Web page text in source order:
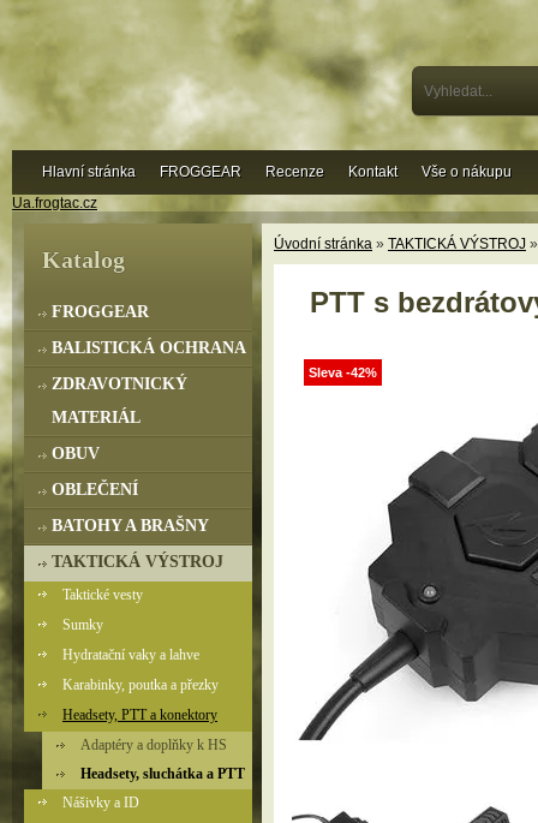
Ua.frogtac.cz
Úvodní stránka » TAKTICKÁ VÝSTROJ
PTT s
Sleva -42%
Katalog
FROGGEAR
BALISTICKÁ OCHRANA
ZDRAVOTNICKÝ
MATERIÁL
OBUV
OBLEČENÍ
BATOHY A BRAŠNY
TAKTICKÁ VÝSTROJ
Taktické vesty
Sumky
Hydratační vaky a lahve
Karabinky, poutka a přezky
Headsety, PTT a konektory
Adaptéry a doplňky k HS
Headsety, sluchátka a PTT
Nášivky a ID
Hlavní stránka FROGGEAR Recenze Kontakt Vše o nákupu